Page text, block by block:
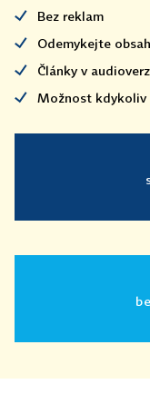
Bez reklam
Odemykejte
Články v
Možnost kdykoliv